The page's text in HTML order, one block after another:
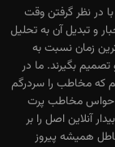
در نظر گرفتن وقت
و تبدیل آن به تحلیل
زمان نسبت به
تصمیم بگیرند. ما در
که مخاطب را سردرگم
حواس مخاطب پرت
آنلاین اصل را بر
همیشه پیروز